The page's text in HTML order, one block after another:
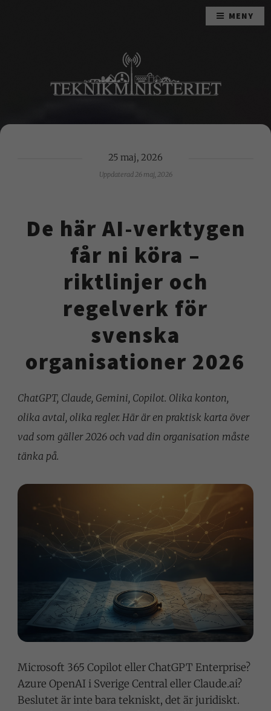
25 maj, 2026
Uppdaterad 26 maj, 2026
De här AI-verktygen
får ni köra –
riktlinjer och
regelverk för
svenska
organisationer 2026
ChatGPT, Claude, Gemini, Copilot. Olika konton,
olika avtal, olika regler. Här är en praktisk karta över
vad som gäller 2026 och vad din organisation måste
tänka på.
Microsoft 365 Copilot eller ChatGPT Enterprise?
Azure OpenAI i Sverige Central eller Claude.ai?
Beslutet är inte bara tekniskt, det är juridiskt.
MENY